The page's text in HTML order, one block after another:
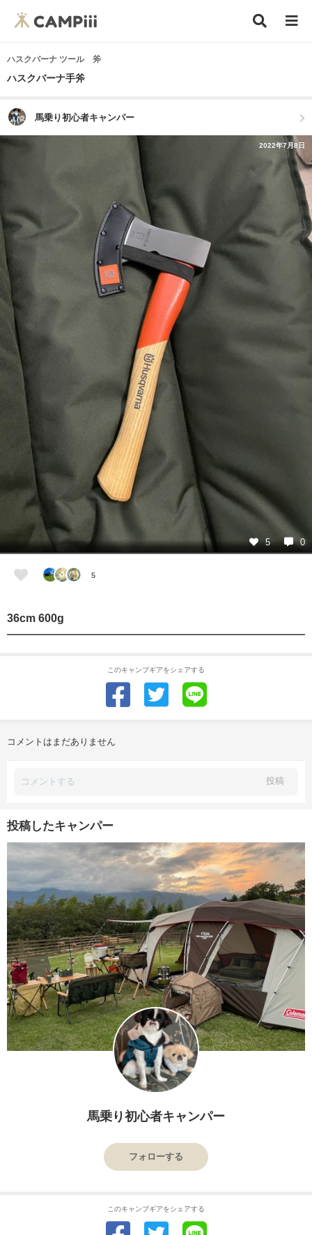
ハスクバーナ ツール 斧
ハスクバーナ手斧
馬乗り初心者キャンパー
2022年7月8日
5 0
5
36cm 600g
このキャンプギアをシェアする
コメントはまだありません
投稿
投稿したキャンパー
馬乗り初心者キャンパー
フォローする
このキャンプギアをシェアする